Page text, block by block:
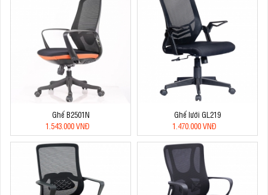
Ghế B2501N
1.543.000 VNĐ
Ghế lưới GL219
1.470.000 VNĐ